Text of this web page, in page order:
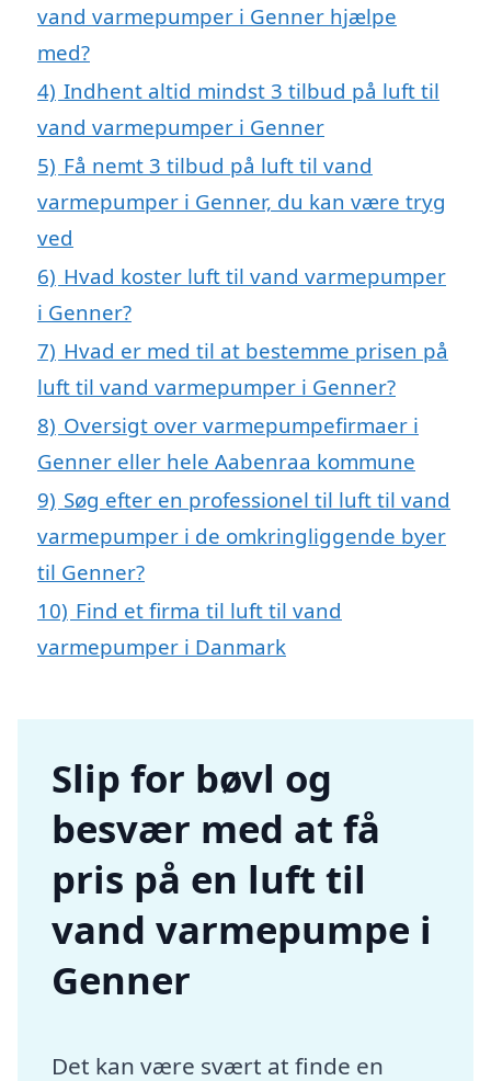
vand varmepumper i Genner hjælpe
med?
4) Indhent altid mindst 3 tilbud på luft til
vand varmepumper i Genner
5) Få nemt 3 tilbud på luft til vand
varmepumper i Genner, du kan være tryg
ved
6) Hvad koster luft til vand varmepumper
i Genner?
7) Hvad er med til at bestemme prisen på
luft til vand varmepumper i Genner?
8) Oversigt over varmepumpefirmaer i
Genner eller hele Aabenraa kommune
9) Søg efter en professionel til luft til vand
varmepumper i de omkringliggende byer
til Genner?
10) Find et firma til luft til vand
varmepumper i Danmark
Slip for bøvl og
besvær med at få
pris på en luft til
vand varmepumpe i
Genner
Det kan være svært at finde en